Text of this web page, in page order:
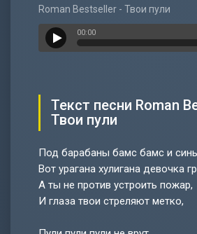
Roman Bestseller - Твои пули
00:00
Текст песни Roman
Твои пули
Под барабаны бамс бамс и
Вот урагана хулигана девочка
А ты не против устроить пожар,
И глаза твои стреляют метко,